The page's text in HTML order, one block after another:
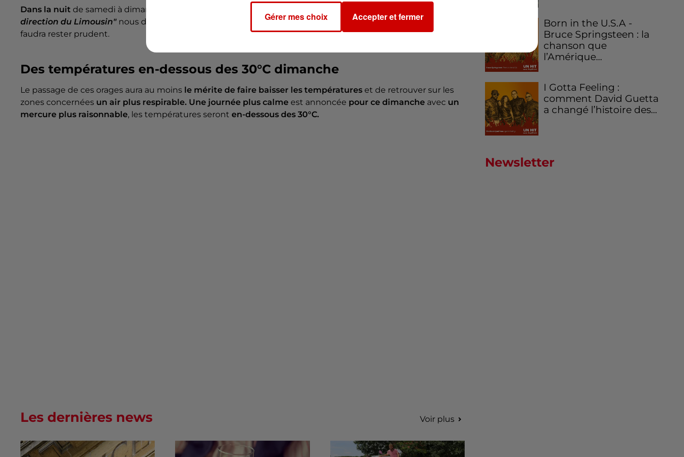
Dans la nuit de samedi à dimanche,
direction du Limousin" nous dit Météo Ouest. Elle sera sans doutemoins intense que la première,
faudra rester prudent.
Des températures en-dessous des 30°C dimanche
Le passage de ces orages aura au moins le mérite de faire baisser les températures et de retrouver sur les
zones concernées un air plus respirable. Une journée plus calme est annoncée pour ce dimanche avec un
mercure plus raisonnable, les températures seront en-dessous des 30°C.
Born in the U.S.A -
Bruce Springsteen : la
chanson que
l’Amérique...
I Gotta Feeling :
comment David Guetta
a changé l’histoire des...
Newsletter
Les dernières news Voir plus
Gérer mes choix Accepter et fermer